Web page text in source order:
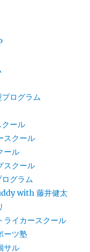
ログラム
クール
スクール
ール
スクール
グラム
with 藤井健太
ライカースクール
ーツ塾
サル